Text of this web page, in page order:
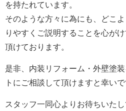
を持たれています。
そのような方々に為にも、どこ
りやすくご説明することを心が
頂けております。
是非、内装リフォーム・外壁塗
ト にご相談して頂けますと幸いで
スタッフ一同心よりお待ちいたし